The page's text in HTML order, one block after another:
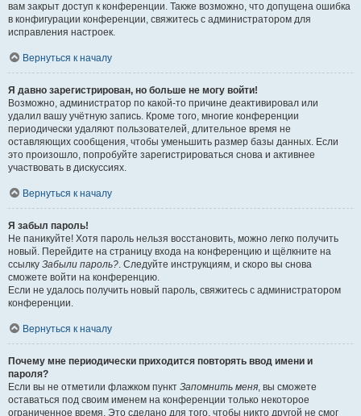
вам закрыт доступ к конференции. Также возможно, что допущена ошибка
в конфигурации конференции, свяжитесь с администратором для
исправления настроек.
Вернуться к началу
Я давно зарегистрирован, но больше не могу войти!
Возможно, администратор по какой-то причине деактивировал или
удалил вашу учётную запись. Кроме того, многие конференции
периодически удаляют пользователей, длительное время не
оставляющих сообщения, чтобы уменьшить размер базы данных. Если
это произошло, попробуйте зарегистрироваться снова и активнее
участвовать в дискуссиях.
Вернуться к началу
Я забыл пароль!
Не паникуйте! Хотя пароль нельзя восстановить, можно легко получить
новый. Перейдите на страницу входа на конференцию и щёлкните на
ссылку Забыли пароль?. Следуйте инструкциям, и скоро вы снова
сможете войти на конференцию.
Если не удалось получить новый пароль, свяжитесь с администратором
конференции.
Вернуться к началу
Почему мне периодически приходится повторять ввод имени и
пароля?
Если вы не отметили флажком пункт Запомнить меня, вы сможете
оставаться под своим именем на конференции только некоторое
ограниченное время. Это сделано для того, чтобы никто другой не смог